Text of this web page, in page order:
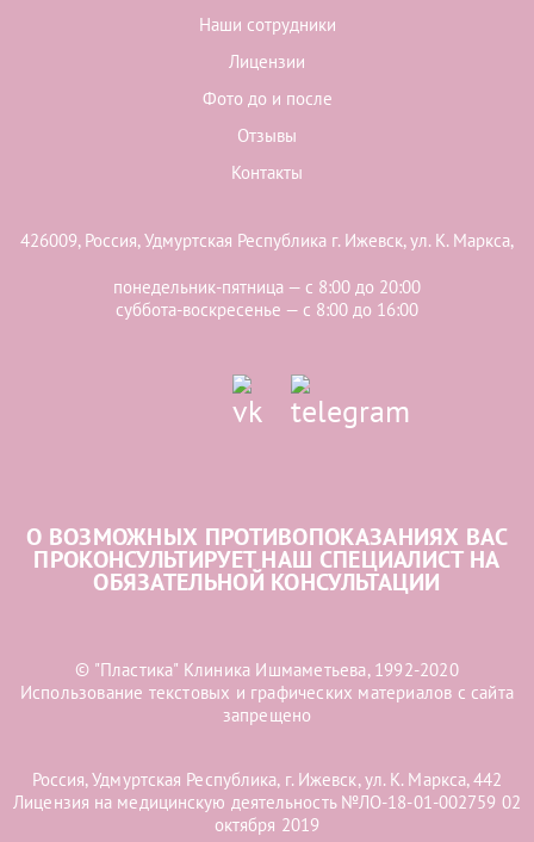
Наши сотрудники
Лицензии
Фото до и после
Отзывы
Контакты
426009, Россия, Удмуртская Республика г. Ижевск, ул. К. Маркса,
понедельник-пятница — с 8:00 до 20:00
суббота-воскресенье — с 8:00 до 16:00
О ВОЗМОЖНЫХ ПРОТИВОПОКАЗАНИЯХ ВАС
ПРОКОНСУЛЬТИРУЕТ НАШ СПЕЦИАЛИСТ НА
ОБЯЗАТЕЛЬНОЙ КОНСУЛЬТАЦИИ
© "Пластика" Клиника Ишмаметьева, 1992-2020
Использование текстовых и графических материалов с сайта
запрещено
Россия, Удмуртская Республика, г. Ижевск, ул. К. Маркса, 442
Лицензия на медицинскую деятельность №ЛО-18-01-002759 02
октября 2019